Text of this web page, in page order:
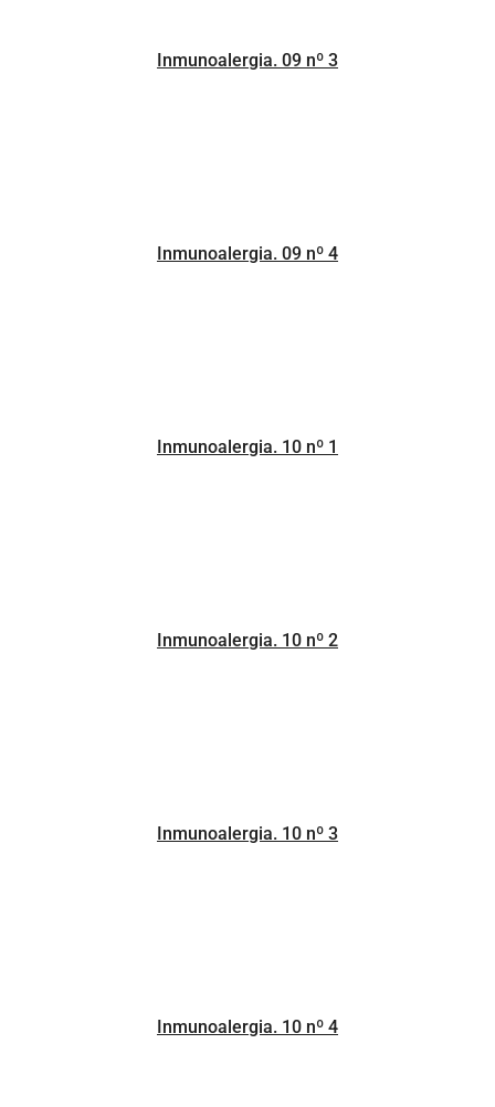
Inmunoalergia. 09 nº 3
Inmunoalergia. 09 nº 4
Inmunoalergia. 10 nº 1
Inmunoalergia. 10 nº 2
Inmunoalergia. 10 nº 3
Inmunoalergia. 10 nº 4